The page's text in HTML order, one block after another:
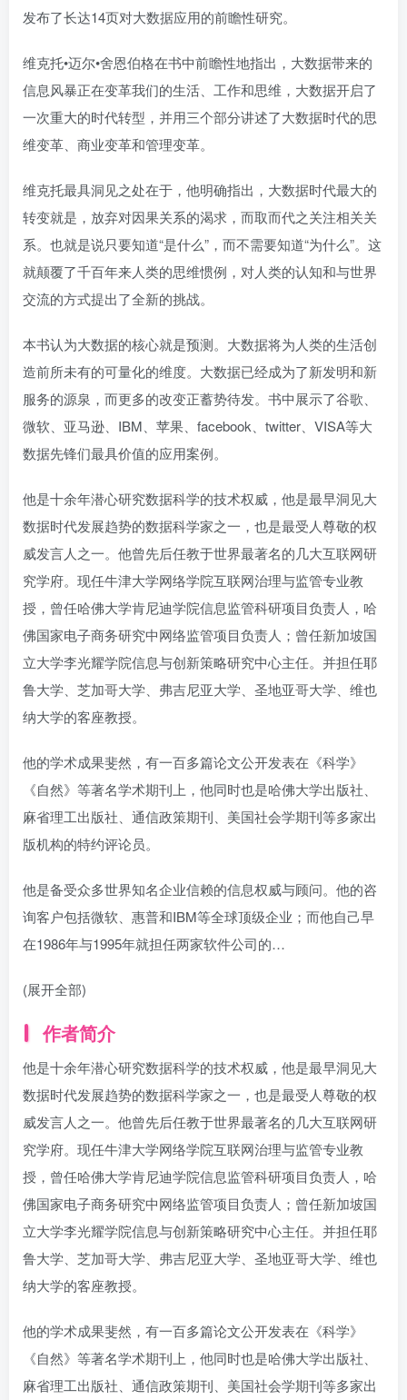
发布了长达14页对大数据应用的前瞻性研究。
维克托•迈尔•舍恩伯格在书中前瞻性地指出，大数据带来的
信息风暴正在变革我们的生活、工作和思维，大数据开启了
一次重大的时代转型，并用三个部分讲述了大数据时代的思
维变革、商业变革和管理变革。
维克托最具洞见之处在于，他明确指出，大数据时代最大的
转变就是，放弃对因果关系的渴求，而取而代之关注相关关
系。也就是说只要知道“是什么”，而不需要知道“为什么”。这
就颠覆了千百年来人类的思维惯例，对人类的认知和与世界
交流的方式提出了全新的挑战。
本书认为大数据的核心就是预测。大数据将为人类的生活创
造前所未有的可量化的维度。大数据已经成为了新发明和新
服务的源泉，而更多的改变正蓄势待发。书中展示了谷歌、
微软、亚马逊、IBM、苹果、facebook、twitter、VISA等大
数据先锋们最具价值的应用案例。
他是十余年潜心研究数据科学的技术权威，他是最早洞见大
数据时代发展趋势的数据科学家之一，也是最受人尊敬的权
威发言人之一。他曾先后任教于世界最著名的几大互联网研
究学府。现任牛津大学网络学院互联网治理与监管专业教
授，曾任哈佛大学肯尼迪学院信息监管科研项目负责人，哈
佛国家电子商务研究中网络监管项目负责人；曾任新加坡国
立大学李光耀学院信息与创新策略研究中心主任。并担任耶
鲁大学、芝加哥大学、弗吉尼亚大学、圣地亚哥大学、维也
纳大学的客座教授。
他的学术成果斐然，有一百多篇论文公开发表在《科学》
《自然》等著名学术期刊上，他同时也是哈佛大学出版社、
麻省理工出版社、通信政策期刊、美国社会学期刊等多家出
版机构的特约评论员。
他是备受众多世界知名企业信赖的信息权威与顾问。他的咨
询客户包括微软、惠普和IBM等全球顶级企业；而他自己早
在1986年与1995年就担任两家软件公司的…
(展开全部)
作者简介
他是十余年潜心研究数据科学的技术权威，他是最早洞见大
数据时代发展趋势的数据科学家之一，也是最受人尊敬的权
威发言人之一。他曾先后任教于世界最著名的几大互联网研
究学府。现任牛津大学网络学院互联网治理与监管专业教
授，曾任哈佛大学肯尼迪学院信息监管科研项目负责人，哈
佛国家电子商务研究中网络监管项目负责人；曾任新加坡国
立大学李光耀学院信息与创新策略研究中心主任。并担任耶
鲁大学、芝加哥大学、弗吉尼亚大学、圣地亚哥大学、维也
纳大学的客座教授。
他的学术成果斐然，有一百多篇论文公开发表在《科学》
《自然》等著名学术期刊上，他同时也是哈佛大学出版社、
麻省理工出版社、通信政策期刊、美国社会学期刊等多家出